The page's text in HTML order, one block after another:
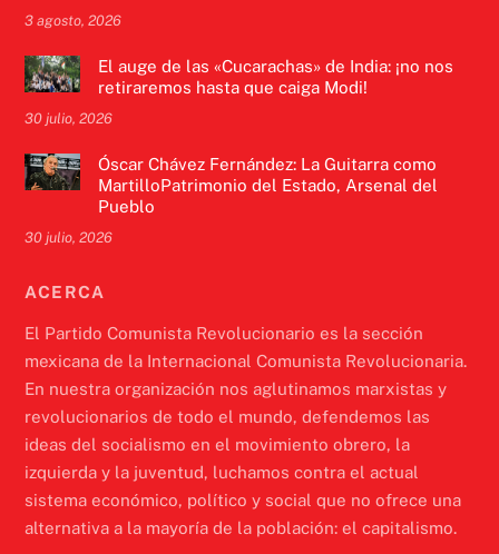
3 agosto, 2026
El auge de las «Cucarachas» de India: ¡no nos
retiraremos hasta que caiga Modi!
30 julio, 2026
Óscar Chávez Fernández: La Guitarra como
MartilloPatrimonio del Estado, Arsenal del
Pueblo
30 julio, 2026
ACERCA
El Partido Comunista Revolucionario es la sección
mexicana de la Internacional Comunista Revolucionaria.
En nuestra organización nos aglutinamos marxistas y
revolucionarios de todo el mundo, defendemos las
ideas del socialismo en el movimiento obrero, la
izquierda y la juventud, luchamos contra el actual
sistema económico, político y social que no ofrece una
alternativa a la mayoría de la población: el capitalismo.